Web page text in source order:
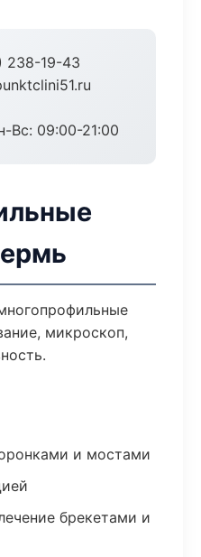
238-19-43
Вс: 09:00-21:00
микроскоп,
и мостами
брекетами и